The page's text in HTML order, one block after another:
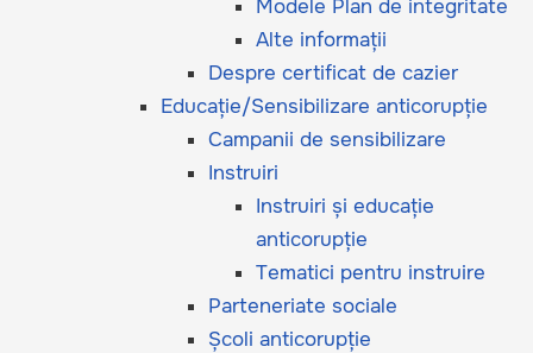
Modele Plan de integritate
Alte informații
Despre certificat de cazier
Educație/Sensibilizare anticorupție
Campanii de sensibilizare
Instruiri
Instruiri și educație
anticorupție
Tematici pentru instruire
Parteneriate sociale
Școli anticorupție